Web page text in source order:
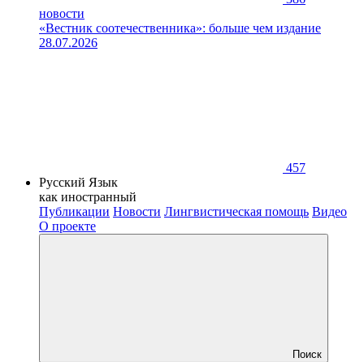
новости
«Вестник соотечественника»: больше чем издание
28.07.2026
457
Русский Язык
как иностранный
Публикации Новости Лингвистическая помощь Видео
О проекте
Поиск